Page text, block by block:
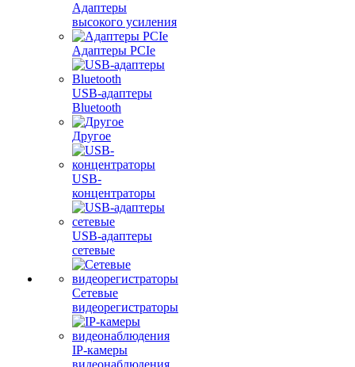
Адаптеры
высокого усиления
Адаптеры PCIe
USB-адаптеры
Bluetooth
Другое
USB-
концентраторы
USB-адаптеры
сетевые
Сетевые
видеорегистраторы
IP-камеры
видеонаблюдения